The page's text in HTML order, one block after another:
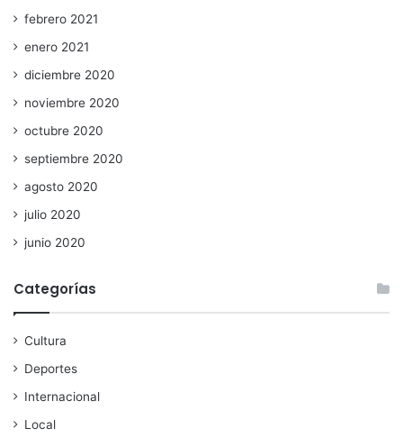
febrero 2021
enero 2021
diciembre 2020
noviembre 2020
octubre 2020
septiembre 2020
agosto 2020
julio 2020
junio 2020
Categorías
Cultura
Deportes
Internacional
Local